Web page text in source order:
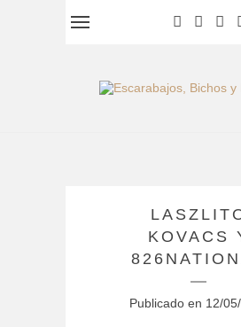
KOVACS
Publicado en 12/